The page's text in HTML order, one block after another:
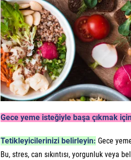
Gece yeme isteğiyle başa çıkmak
Tetikleyicilerinizi belirleyin: Gece
Bu, stres, can sıkıntısı, yorgunluk veya